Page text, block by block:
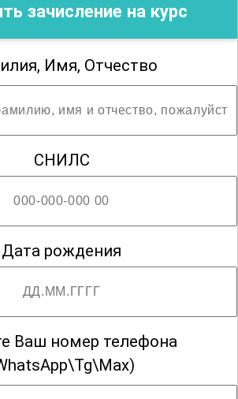
зачисление на курс
Имя, Отчество
СНИЛС
Дата рождения
Ваш номер телефона